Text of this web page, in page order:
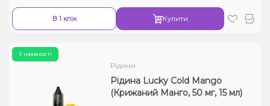
В 1 клік Купити
У наявності
Рідини
Рідина Lucky Cold Mango
(Крижаний Манго, 50 мг, 15 мл)